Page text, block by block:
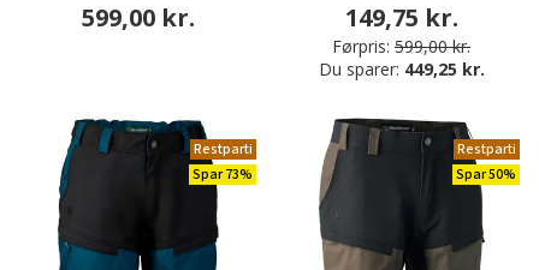
599,00 kr. 149,75 kr.
Førpris: 599,00 kr.
Du sparer: 449,25 kr.
Restparti
Spar 73%
Restparti
Spar 50%